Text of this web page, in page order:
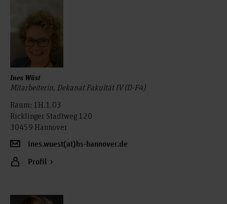
Ines Wüst
Mitarbeiterin, Dekanat Fakultät IV (D-F4)
Raum: 1H.1.03
Ricklinger Stadtweg 120
30459 Hannover
ines.wuest(at)hs-hannover.de
Profil